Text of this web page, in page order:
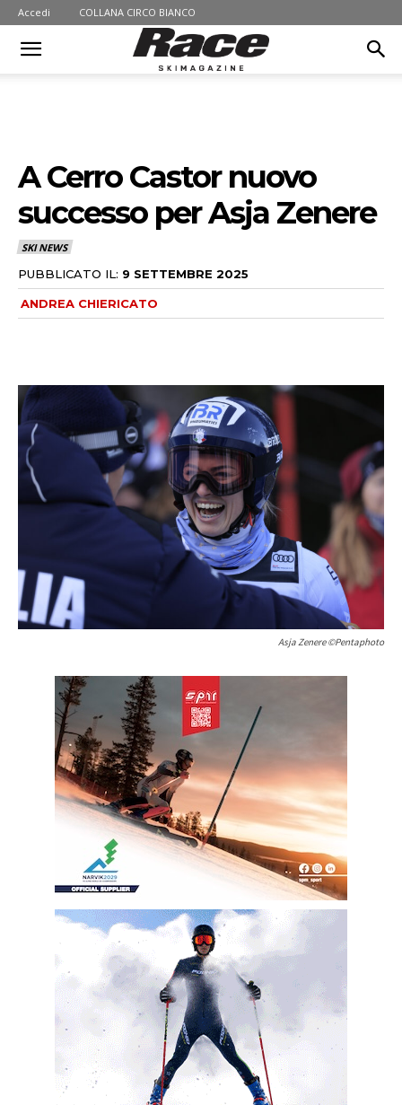
Accedi COLLANA CIRCO BIANCO
A Cerro Castor nuovo
successo per Asja Zenere
SKI NEWS
PUBBLICATO IL: 9 SETTEMBRE 2025
ANDREA CHIERICATO
Asja Zenere ©Pentaphoto